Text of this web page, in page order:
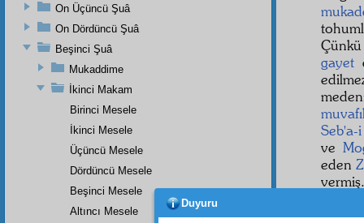
gayet
Seb'a-
ve
eden
vermiş.
On Üçüncü Şuâ
On Dördüncü Şuâ
Beşinci Şuâ
Mukaddime
İkinci Makam
Birinci Mesele
İkinci Mesele
Üçüncü Mesele
Dördüncü Mesele
Beşinci Mesele
Altıncı Mesele
Duyuru